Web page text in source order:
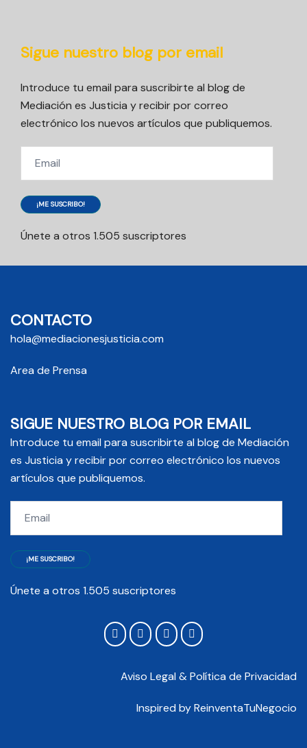
Sigue nuestro blog por email
Introduce tu email para suscribirte al blog de
Mediación es Justicia y recibir por correo
electrónico los nuevos artículos que publiquemos.
¡ME SUSCRIBO!
Únete a otros 1.505 suscriptores
CONTACTO
hola@mediacionesjusticia.com
Area de Prensa
SIGUE NUESTRO BLOG POR EMAIL
Introduce tu email para suscribirte al blog de Mediación
es Justicia y recibir por correo electrónico los nuevos
artículos que publiquemos.
¡ME SUSCRIBO!
Únete a otros 1.505 suscriptores
Aviso Legal & Política de Privacidad
Inspired byReinventaTuNegocio